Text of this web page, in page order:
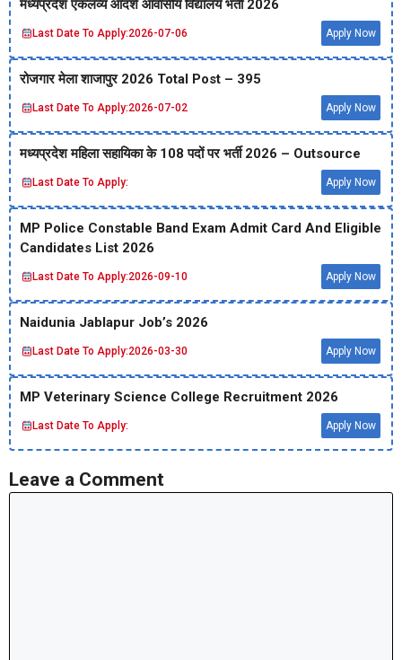
मध्‍यप्रदेश एकलव्‍य आदर्श आवासीय विद्यालय भर्ती 2026
Last Date To Apply:2026-07-06 Apply Now
रोजगार मेला शाजापुर 2026 Total Post – 395
Last Date To Apply:2026-07-02 Apply Now
मध्‍यप्रदेश महिला सहायिका के 108 पदों पर भर्ती 2026 – Outsource
Last Date To Apply: Apply Now
MP Police Constable Band Exam Admit Card And Eligible
Candidates List 2026
Last Date To Apply:2026-09-10 Apply Now
Naidunia Jablapur Job’s 2026
Last Date To Apply:2026-03-30 Apply Now
MP Veterinary Science College Recruitment 2026
Last Date To Apply: Apply Now
Leave a Comment